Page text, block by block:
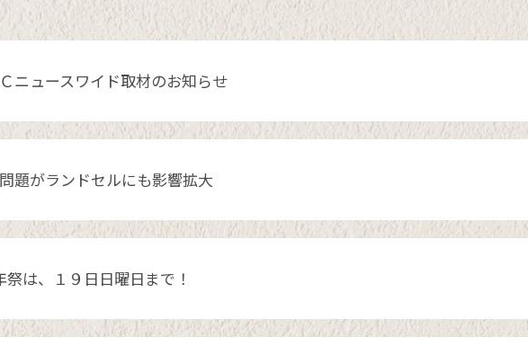
ニュースワイド取材のお知らせ
題がランドセルにも影響拡大
祭は、１９日日曜日まで！